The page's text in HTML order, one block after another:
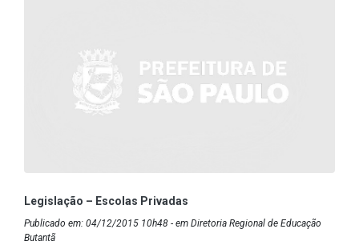
Legislação – Escolas Privadas
Publicado em: 04/12/2015 10h48 - em Diretoria Regional de Educação
Butantã